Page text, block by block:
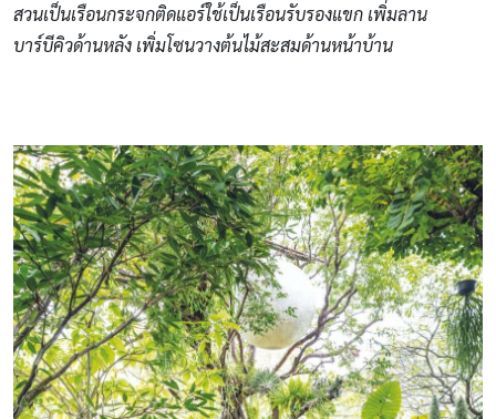
สวนเป็นเรือนกระจกติดแอร์ใช้เป็นเรือนรับรองแขก เพิ่มลาน
บาร์บีคิวด้านหลัง เพิ่มโซนวางต้นไม้สะสมด้านหน้าบ้าน